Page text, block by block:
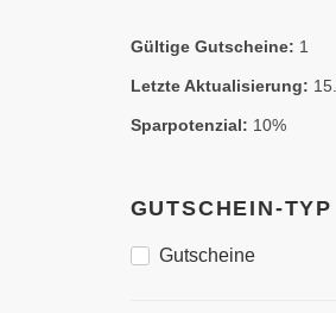
Gültige Gutscheine: 1
Letzte Aktualisierung:
Sparpotenzial: 10%
GUTSCHEIN-TYP
Gutscheine